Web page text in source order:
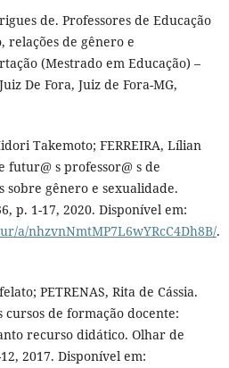
de. Professores de Educação
relações de gênero e
(Mestrado em Educação) –
De Fora, Juiz de Fora-MG,
Takemoto; FERREIRA, Lílian
futur@ s professor@ s de
sobre gênero e sexualidade.
p. 1-17, 2020. Disponível em:
a/nhzvnNmtMP7L6wYRcC4Dh8B/.
PETRENAS, Rita de Cássia.
de formação docente:
recurso didático. Olhar de
2017. Disponível em: